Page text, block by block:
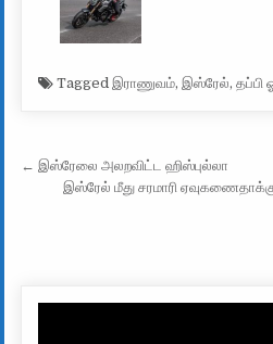
Taggedஇராணுவம்,இஸ்ரேல்,தப்பி
Post navigation
← இஸ்ரேலை அலறவிட்ட ஹிஸ்புல்லா
இஸ்ரேல் மீது சரமாரி